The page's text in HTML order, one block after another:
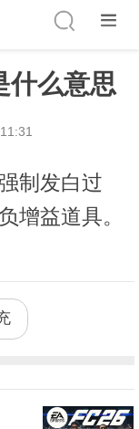
什么意思
制发白过
增益道具。